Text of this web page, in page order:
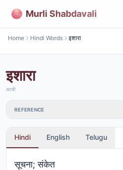
Murli Shabdavali
Home Hindi Words इशारा
इशारा
अरबी
REFERENCE
Hindi English Telugu
सूचना; संकेत